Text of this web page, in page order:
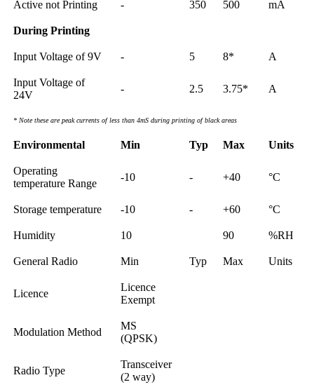
Active not Printing - 350 500 mA
During Printing
Input Voltage of 9V - 5 8* A
Input Voltage of
24V
- 2.5 3.75* A
* Note these are peak currents of less than 4mS during printing of black areas
Environmental Min Typ Max Units
Operating
temperature Range
-10 - +40 °C
Storage temperature -10 - +60 °C
Humidity 10 90 %RH
General Radio Min Typ Max Units
Licence
Licence
Exempt
Modulation Method
MS
(QPSK)
Radio Type
Transceiver
(2 way)